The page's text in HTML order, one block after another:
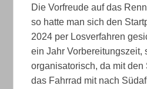
Die Vorfreude auf das
so hatte man sich den
2024 per Losverfahren
ein Jahr Vorbereitungszeit,
organisatorisch, da mit den
das Fahrrad mit nach